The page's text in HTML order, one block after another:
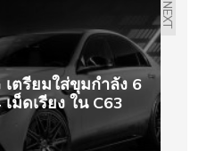
NEXT
เตรียมใส่ขุมกำลัง 6
ม็ดเรียง ใน C63